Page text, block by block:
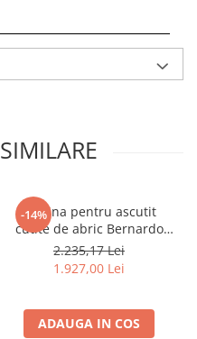
-14%
Masina pentru ascutit
cutite de abric Bernardo
HMS 600
2.235,17 Lei
1.927,00 Lei
ADAUGA IN COS